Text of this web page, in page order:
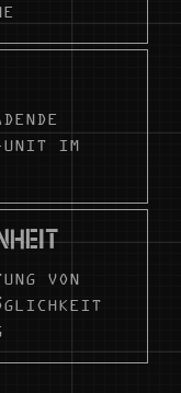
UNIT IM
VON